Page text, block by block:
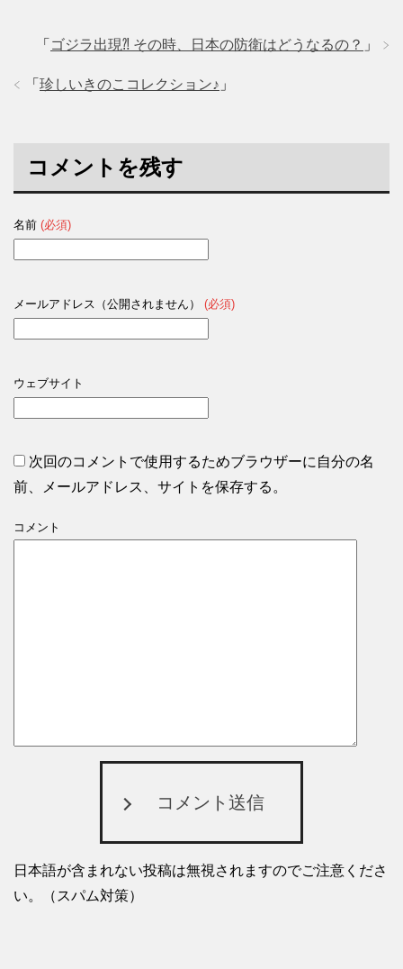
「 ゴジラ出現⁈ その時、日本の防衛はどうなるの？ 」
「 珍しいきのこコレクション♪ 」
コメントを残す
名前 (必須)
メールアドレス（公開されません） (必須)
ウェブサイト
次回のコメントで使用するためブラウザーに自分の名
前、メールアドレス、サイトを保存する。
コメント
コメント送信
日本語が含まれない投稿は無視されますのでご注意くださ
い。（スパム対策）